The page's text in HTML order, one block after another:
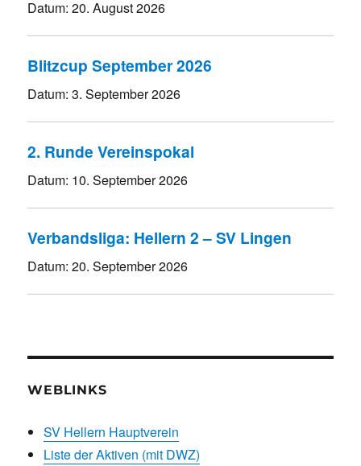
Datum:20. August 2026
Blitzcup September 2026
Datum:3. September 2026
2. Runde Vereinspokal
Datum: 10. September 2026
Verbandsliga: Hellern 2 – SV Lingen
Datum:20. September 2026
WEBLINKS
SV Hellern Hauptverein
Liste der Aktiven (mit DWZ)